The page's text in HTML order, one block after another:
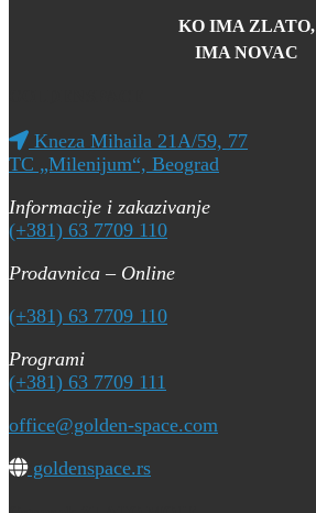
KO IMA ZLATO,
IMA NOVAC
Kneza Mihaila 21A/59, 77
TC „Milenijum“, Beograd
Informacije i zakazivanje
(+381) 63 7709 110
Prodavnica – Online
(+381) 63 7709 110
Programi
(+381) 63 7709 111
office@golden-space.com
goldenspace.rs